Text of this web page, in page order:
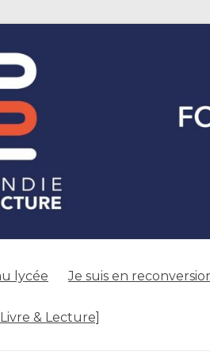
lycée Je suis en
& Lecture]